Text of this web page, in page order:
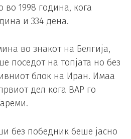
во 1998 година, кога
и 334 дена.
во знакот на Белгија,
поседот на топјата но без
блок на Иран. Имаа
дел кога ВАР го
без победник беше јасно